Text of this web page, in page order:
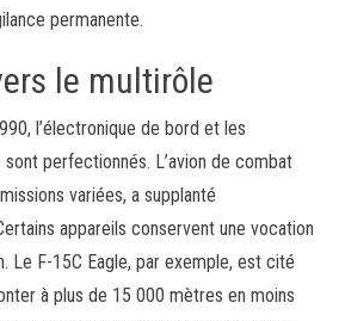
permanente.
le multirôle
l’électronique de bord et les
perfectionnés. L’avion de combat
variées, a supplanté
appareils conservent une vocation
Le F-15C Eagle, par exemple, est cité
à plus de 15 000 mètres en moins